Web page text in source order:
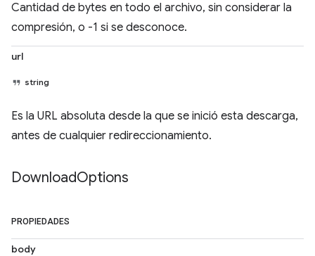
Cantidad de bytes en todo el archivo, sin considerar la
compresión, o -1 si se desconoce.
url
string
Es la URL absoluta desde la que se inició esta descarga,
antes de cualquier redireccionamiento.
DownloadOptions
PROPIEDADES
body